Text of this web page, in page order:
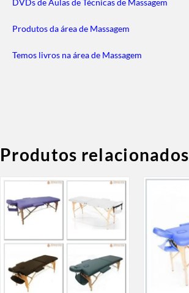
DVDs de Aulas de Técnicas de Massagem
Produtos da área de Massagem
Temos livros na área de Massagem
Produtos relacionados